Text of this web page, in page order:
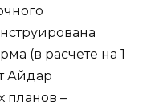
(в расчете на 1
Айдар
планов –